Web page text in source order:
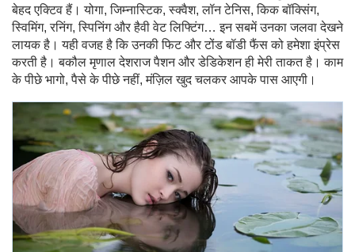
बेहद एक्टिव हैं। योगा, जिम्नास्टिक, स्क्वैश, लॉन टेनिस, किक बॉक्सिंग,
स्विमिंग, रनिंग, स्पिनिंग और हैवी वेट लिफ्टिंग… इन सबमें उनका जलवा देखने
लायक है। यही वजह है कि उनकी फिट और टोंड बॉडी फैंस को हमेशा इंप्रेस
करती है। बकौल मृणाल देशराज पैशन और डेडिकेशन ही मेरी ताकत है। काम
के पीछे भागो, पैसे के पीछे नहीं, मंज़िल खुद चलकर आपके पास आएगी।